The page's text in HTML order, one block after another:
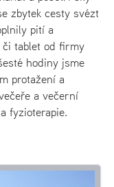
zbytek cesty svézt
pití a
či tablet od firmy
hodiny jsme
protažení a
a večerní
fyzioterapie.